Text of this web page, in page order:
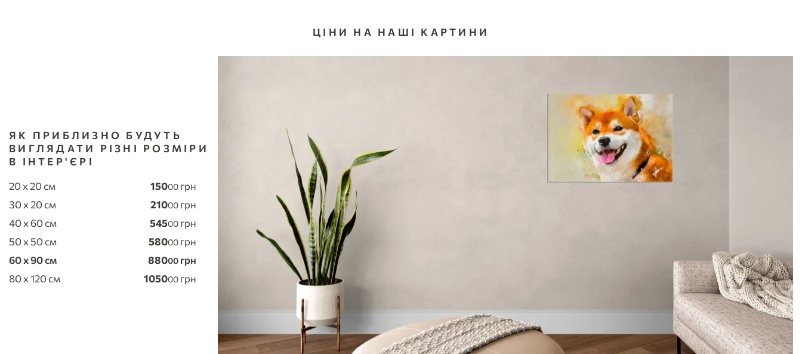
ЦІНИ НА НАШІ КАРТИНИ
ЯК ПРИБЛИЗНО БУДУТЬ
ВИГЛЯДАТИ РІЗНІ РОЗМІРИ
В ІНТЕР'ЄРІ
20 x 20 см
15000 грн
30 x 20 см
21000 грн
40 x 60 см
54500 грн
50 x 50 см
58000 грн
60 x 90 см
88000 грн
80 x 120 см
105000 грн